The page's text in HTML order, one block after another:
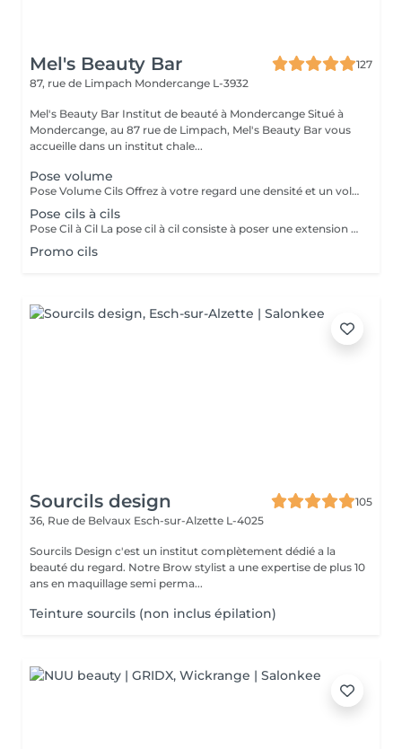
Mel's Beauty Bar
127
87, rue de Limpach Mondercange L-3932
Mel's Beauty Bar Institut de beauté à Mondercange Situé à
Mondercange, au 87 rue de Limpach, Mel's Beauty Bar vous
accueille dans un institut chale...
Pose volume
Pose Volume Cils Offrez à votre regard une densité et un volume exceptionnels avec notre pose de cils volume. Cette technique consiste à poser plusieurs extensions de cils très légères sur chaque cil naturel, créant ainsi un effet plus fourni et spectaculaire. Idéale pour celles qui recherchent un regard intense et dramatique tout en conservant un aspect naturel et élégant. Le volume est personnalisable selon vos préférences, pour un résultat parfaitement adapté à vos yeux.
Pose cils à cils
Pose Cil à Cil La pose cil à cil consiste à poser une extension de cil sur chaque cil naturel, créant ainsi un effet allongeant et discret. Cette méthode donne un résultat naturel et élégant, parfait pour celles qui souhaitent intensifier leur regard sans effet trop chargé. Idéale pour un look raffiné et une tenue longue durée.
Promo cils
Sourcils design
105
36, Rue de Belvaux Esch-sur-Alzette L-4025
Sourcils Design c'est un institut complètement dédié a la
beauté du regard. Notre Brow stylist a une expertise de plus 10
ans en maquillage semi perma...
Teinture sourcils (non inclus épilation)